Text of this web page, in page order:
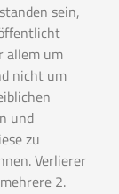
sein,
allem um
nicht um
und
zu
Verlierer
2.